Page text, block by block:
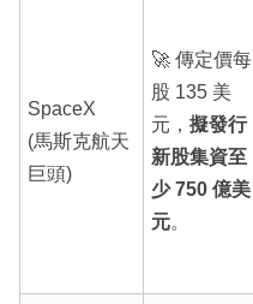
SpaceX
(馬斯克航天
巨頭)
🚀 傳定價每
股 135 美
元， 擬發行
新股集資至
少 750 億美
元。